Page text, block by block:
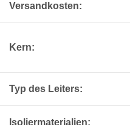
Versandkosten:
Kern:
Typ des Leiters:
Isoliermaterialien: